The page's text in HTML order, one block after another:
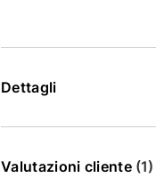
Dettagli
Valutazioni cliente (1)